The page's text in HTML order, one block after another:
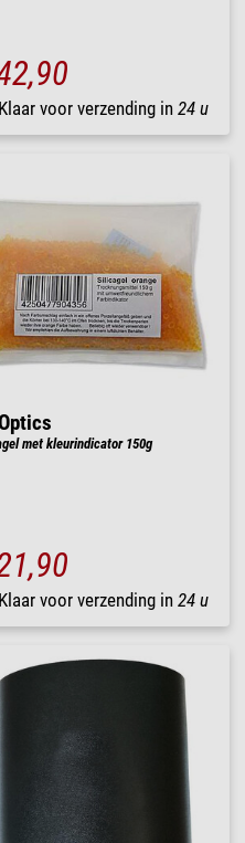
Klaar voor verzending in 24 u
met kleurindicator 150g
Klaar voor verzending in 24 u